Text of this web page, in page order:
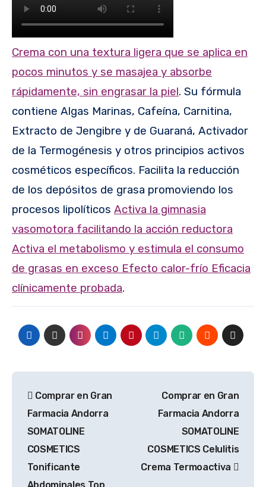
Crema con una textura ligera que se aplica en
pocos minutos y se masajea y absorbe
rápidamente, sin engrasar la piel. Su fórmula
contiene Algas Marinas, Cafeína, Carnitina,
Extracto de Jengibre y de Guaraná, Activador
de la Termogénesis y otros principios activos
cosméticos específicos. Facilita la reducción
de los depósitos de grasa promoviendo los
procesos lipolíticos Activa la gimnasia
vasomotora facilitando la acción reductora
Activa el metabolismo y estimula el consumo
de grasas en exceso Efecto calor-frío Eficacia
clínicamente probada.
de
entradas
Comprar en Gran
Farmacia Andorra
SOMATOLINE
COSMETICS
Tonificante
Comprar en Gran
Farmacia Andorra
SOMATOLINE
COSMETICS Celulitis
Crema Termoactiva